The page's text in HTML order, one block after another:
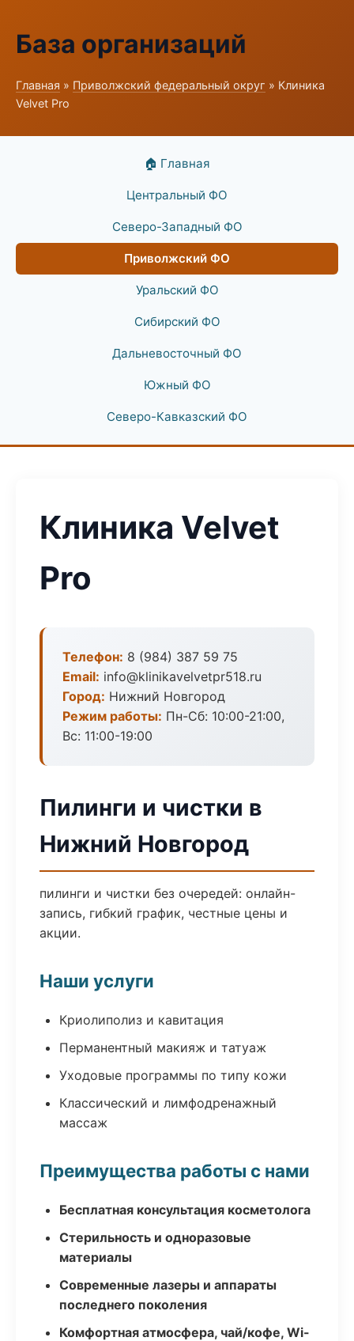
База организаций
Главная » Приволжский федеральный округ » Клиника
Velvet Pro
🏠 Главная
Центральный ФО
Северо-Западный ФО
Приволжский ФО
Уральский ФО
Сибирский ФО
Дальневосточный ФО
Южный ФО
Северо-Кавказский ФО
Клиника Velvet
Pro
Телефон: 8 (984) 387 59 75
Email: info@klinikavelvetpr518.ru
Город: Нижний Новгород
Режим работы: Пн-Сб: 10:00-21:00,
Вс: 11:00-19:00
Пилинги и чистки в
Нижний Новгород
пилинги и чистки без очередей: онлайн-
запись, гибкий график, честные цены и
акции.
Наши услуги
Криолиполиз и кавитация
Перманентный макияж и татуаж
Уходовые программы по типу кожи
Классический и лимфодренажный
массаж
Преимущества работы с нами
Бесплатная консультация косметолога
Стерильность и одноразовые
материалы
Современные лазеры и аппараты
последнего поколения
Комфортная атмосфера, чай/кофе, Wi-